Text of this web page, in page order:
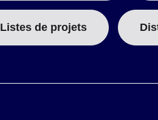
Listes de projets